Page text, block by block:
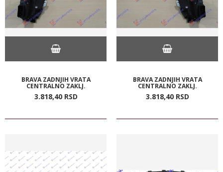
BRAVA ZADNJIH VRATA
CENTRALNO ZAKLJ.
3.818,40 RSD
BRAVA ZADNJIH VRATA
CENTRALNO ZAKLJ.
3.818,40 RSD